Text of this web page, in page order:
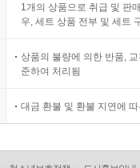
1개의 상품으로 취급 및 판
우, 세트 상품 전부 및 세트
상품의 불량에 의한 반품,
준하여 처리됨
대금 환불 및 환불 지연에